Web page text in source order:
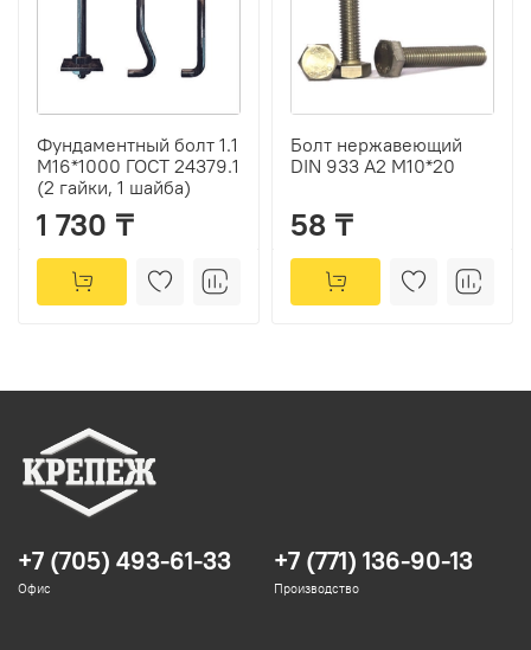
Фундаментный болт 1.1
М16*1000 ГОСТ 24379.1
(2 гайки, 1 шайба)
1 730 ₸
Болт нержавеющий
DIN 933 А2 М10*20
58 ₸
+7 (705) 493-61-33
Офис
+7 (771) 136-90-13
Производство